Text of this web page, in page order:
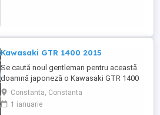
Kawasaki GTR 1400 2015
Se caută noul gentleman pentru această
doamnă japoneză o Kawasaki GTR 1400
care încă întoarce priviri și iubește
kilometrii. A fost răsfățată, întreținută la
timp și tratată cu respect. O dau doar
Constanta, Constanta
1 ianuarie